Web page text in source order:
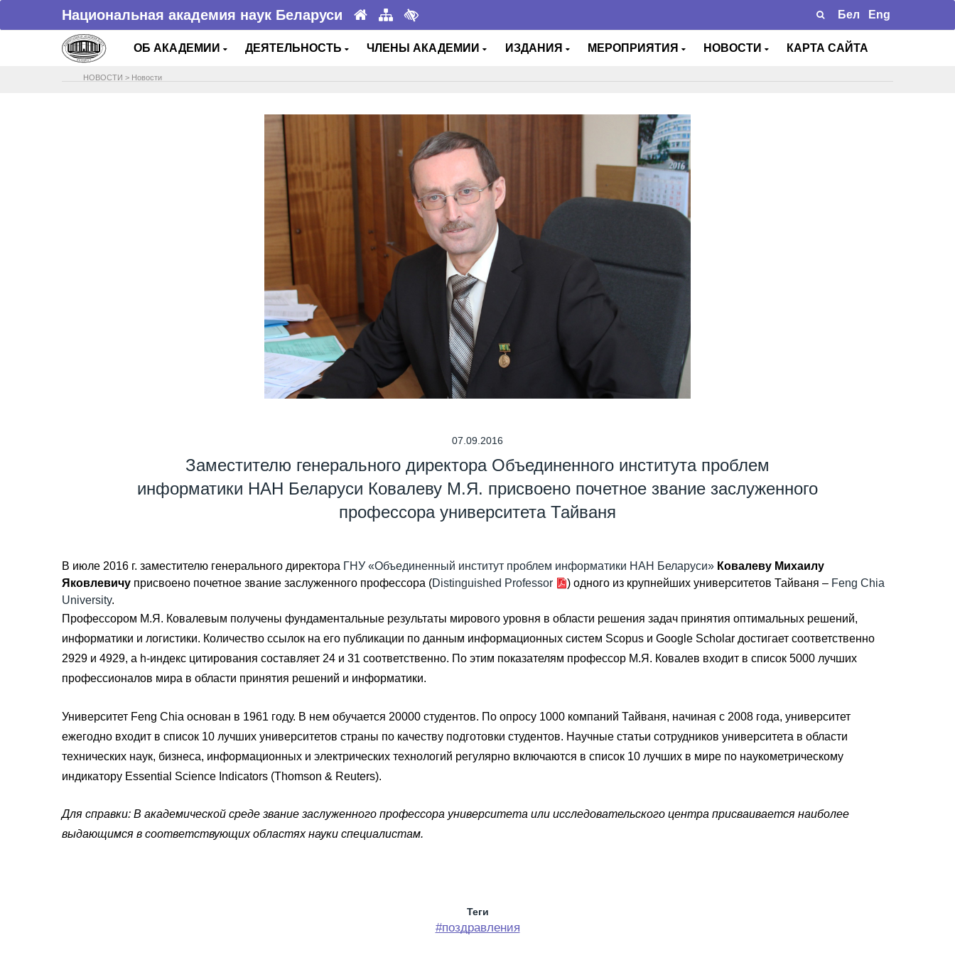
Национальная академия наук Беларуси Бел Eng
ОБ АКАДЕМИИ ДЕЯТЕЛЬНОСТЬ ЧЛЕНЫ АКАДЕМИИ ИЗДАНИЯ МЕРОПРИЯТИЯ НОВОСТИ КАРТА САЙТА
НОВОСТИ > Новости
07.09.2016
Заместителю генерального директора Объединенного института проблем
информатики НАН Беларуси Ковалеву М.Я. присвоено почетное звание заслуженного
профессора университета Тайваня
В июле 2016 г. заместителю генерального директора ГНУ «Объединенный институт проблем информатики НАН Беларуси» Ковалеву Михаилу
Яковлевичу присвоено почетное звание заслуженного профессора (Distinguished Professor ) одного из крупнейших университетов Тайваня – Feng Chia
University.
Профессором М.Я. Ковалевым получены фундаментальные результаты мирового уровня в области решения задач принятия оптимальных решений,
информатики и логистики. Количество ссылок на его публикации по данным информационных систем Scopus и Google Scholar достигает соответственно
2929 и 4929, а h-индекс цитирования составляет 24 и 31 соответственно. По этим показателям профессор М.Я. Ковалев входит в список 5000 лучших
профессионалов мира в области принятия решений и информатики.
Университет Feng Chia основан в 1961 году. В нем обучается 20000 студентов. По опросу 1000 компаний Тайваня, начиная с 2008 года, университет
ежегодно входит в список 10 лучших университетов страны по качеству подготовки студентов. Научные статьи сотрудников университета в области
технических наук, бизнеса, информационных и электрических технологий регулярно включаются в список 10 лучших в мире по наукометрическому
индикатору Essential Science Indicators (Thomson & Reuters).
Для справки: В академической среде звание заслуженного профессора университета или исследовательского центра присваивается наиболее
выдающимся в соответствующих областях науки специалистам.
Теги
#поздравления